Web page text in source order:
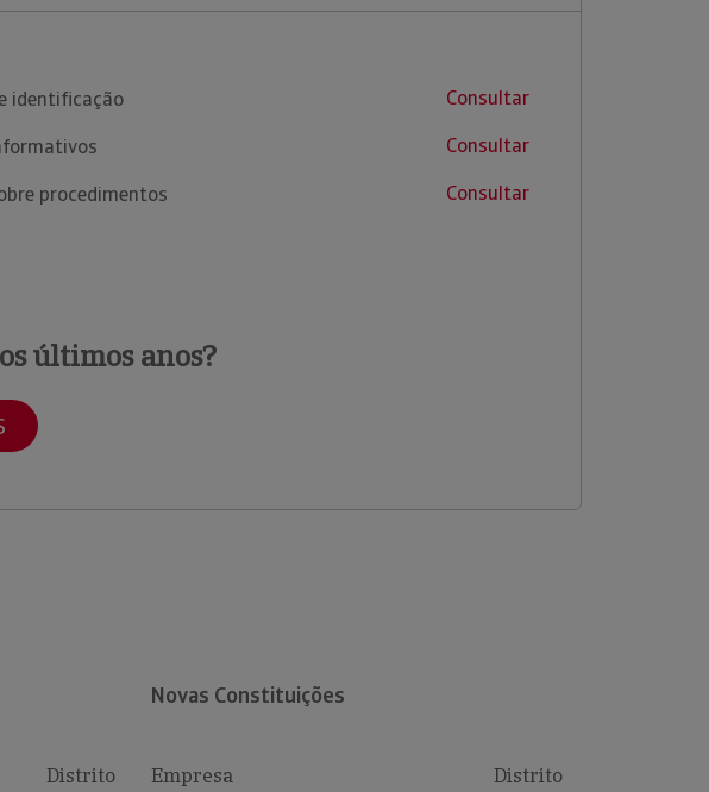
identificação
Consultar
Consultar
procedimentos
Consultar
últimos anos?
Distrito
Novas Constituições
Empresa Distrito